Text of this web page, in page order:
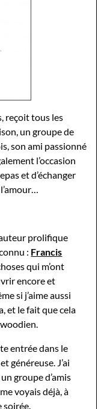
reçoit tous les
un groupe de
son ami passionné
l’occasion
et d’échanger
prolifique
: Francis
qui m’ont
encore et
si j’aime aussi
et le fait que cela
entrée dans le
généreuse. J’ai
groupe d’amis
voyais déjà, à
soirée.